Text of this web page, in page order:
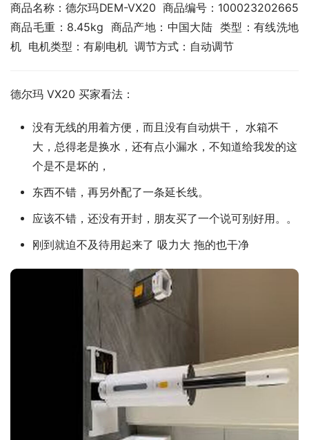
商品名称：德尔玛DEM-VX20  商品编号：100023202665
商品毛重：8.45kg  商品产地：中国大陆  类型：有线洗地
机  电机类型：有刷电机  调节方式：自动调节
德尔玛 VX20 买家看法：
没有无线的用着方便，而且没有自动烘干， 水箱不
大，总得老是换水，还有点小漏水，不知道给我发的这
个是不是坏的，
东西不错，再另外配了一条延长线。
应该不错，还没有开封，朋友买了一个说可别好用。。
刚到就迫不及待用起来了 吸力大 拖的也干净